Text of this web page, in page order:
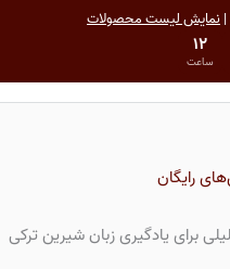
|نمایش لیست محصولات
۱۲
ساعت
رایگان
برای یادگیری زبان شیرین ترکی